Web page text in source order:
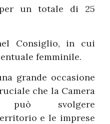
un totale di 25
Consiglio, in cui
femminile.
grande occasione
che la Camera
svolgere
e le imprese